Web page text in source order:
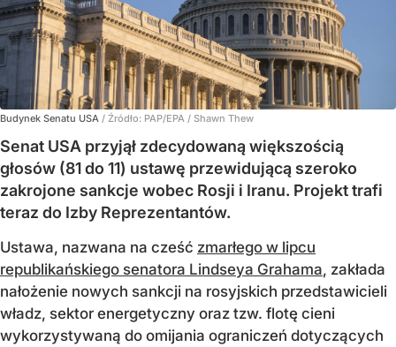
Budynek Senatu USA / Źródło: PAP/EPA / Shawn Thew
Senat USA przyjął zdecydowaną większością
głosów (81 do 11) ustawę przewidującą szeroko
zakrojone sankcje wobec Rosji i Iranu. Projekt trafi
teraz do Izby Reprezentantów.
Ustawa, nazwana na cześć zmarłego w lipcu
republikańskiego senatora Lindseya Grahama, zakłada
nałożenie nowych sankcji na rosyjskich przedstawicieli
władz, sektor energetyczny oraz tzw. flotę cieni
wykorzystywaną do omijania ograniczeń dotyczących